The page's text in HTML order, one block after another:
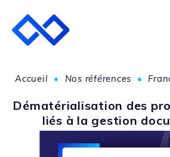
Accueil • Nos références •
Dématérialisation des
liés à la gestion